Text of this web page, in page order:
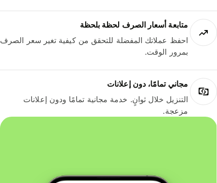
متابعة أسعار الصرف لحظة بلحظة
احفظ عملاتك المفضلة للتحقق من كيفية تغير سعر الصرف
بمرور الوقت.
مجاني تمامًا، دون إعلانات
التنزيل خلال ثوانٍ. خدمة مجانية تمامًا ودون إعلانات
مزعجة.